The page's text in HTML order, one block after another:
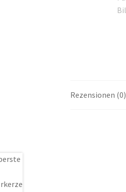
Rezensionen (0)